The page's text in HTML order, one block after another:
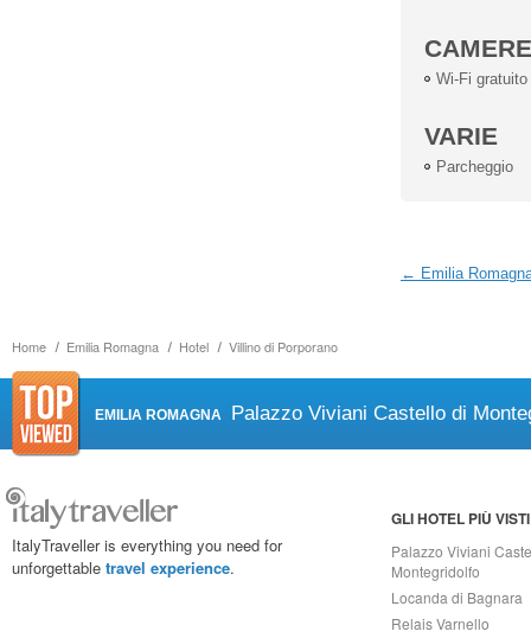
Home Emilia Romagna Hotel Villino di Porporano
CAMERE
Wi-Fi gratuito
VARIE
Parcheggio
← Emilia
EMILIA ROMAGNA Palazzo Viviani Castello di
ItalyTraveller is everything you need for
unforgettable travel experience.
GLI HOTEL PIÙ VISTI
Palazzo Viviani
Montegridolfo
Locanda di Bagnara
Relais Varnello